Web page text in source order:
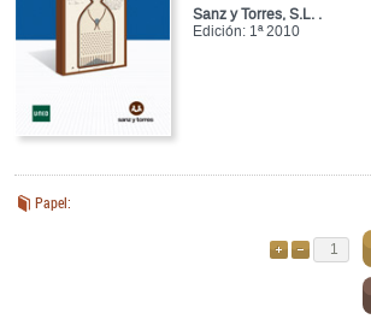
Sanz y Torres, S.L. .
Edición: 1ª 2010
Papel: